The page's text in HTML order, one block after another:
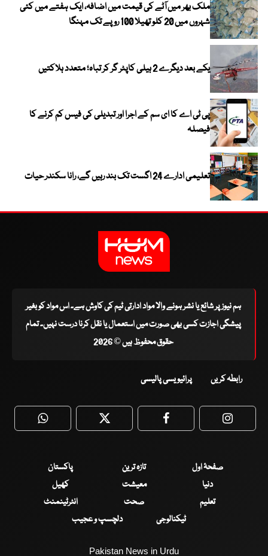
ملک بھر میں آٹے کی قیمت میں اضافہ، ایک ہفتے میں کئی
شہروں میں 20 کلو تھیلا 100 روپے تک مہنگا
یکے بعد دیگرے 2 ہیلی کاپٹر گر کر تباہ؛ متعدد ہلاکتیں
پی ٹی اے کا ای سم کے اجرا اور تبدیلی کی فیس کم کرنے کا
فیصلہ
تعلیمی ادارے 24 اگست تک بند رہیں گے، رانا سکندر حیات
ہم نیوز پر شائع یا نشر ہونے والا مواد ادارتی ٹیم کی کاوش ہے۔ اس مواد کو بغیر
پیشگی اجازت کسی بھی صورت میں استعمال یا نقل کرنا درست نہیں۔ تمام
حقوق محفوظ ہیں © 2026
رابطہ کریں پرائیویسی پالیسی
WhatsApp Twitter Facebook
صفحۂ اول تازہ ترین
پاکستان
دنیا
معیشت
کھیل
تعلیم
صحت
انٹرٹینمنٹ
ٹیکنالوجی
دلچسپ و عجیب
Pakistan News in Urdu